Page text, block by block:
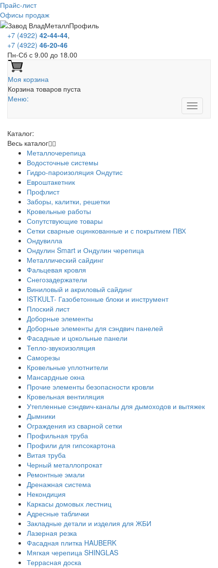
Прайс-лист
Офисы продаж
+7 (4922) 42-44-44,
+7 (4922) 46-20-46
Пн-Сб с 9.00 до 18.00
Моя корзина
Корзина товаров пуста
Меню:
Каталог:
Весь каталог
Металлочерепица
Водосточные системы
Гидро-пароизоляция Ондутис
Евроштакетник
Профлист
Заборы, калитки, решетки
Кровельные работы
Сопутствующие товары
Сетки сварные оцинкованные и с покрытием ПВХ
Ондувилла
Ондулин Smart и Ондулин черепица
Металлический сайдинг
Фальцевая кровля
Снегозадержатели
Виниловый и акриловый сайдинг
ISTKULT- Газобетонные блоки и инструмент
Плоский лист
Доборные элементы
Доборные элементы для сэндвич панелей
Фасадные и цокольные панели
Тепло-звукоизоляция
Саморезы
Кровельные уплотнители
Мансардные окна
Прочие элементы безопасности кровли
Кровельная вентиляция
Утепленные сэндвич-каналы для дымоходов и вытяжек
Дымники
Ограждения из сварной сетки
Профильная труба
Профили для гипсокартона
Витая труба
Черный металлопрокат
Ремонтные эмали
Дренажная система
Некондиция
Каркасы домовых лестниц
Адресные таблички
Закладные детали и изделия для ЖБИ
Лазерная резка
Фасадная плитка HAUBERK
Мягкая черепица SHINGLAS
Террасная доска